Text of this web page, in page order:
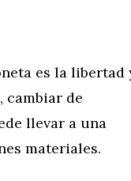
es la libertad
cambiar de
llevar a una
materiales.